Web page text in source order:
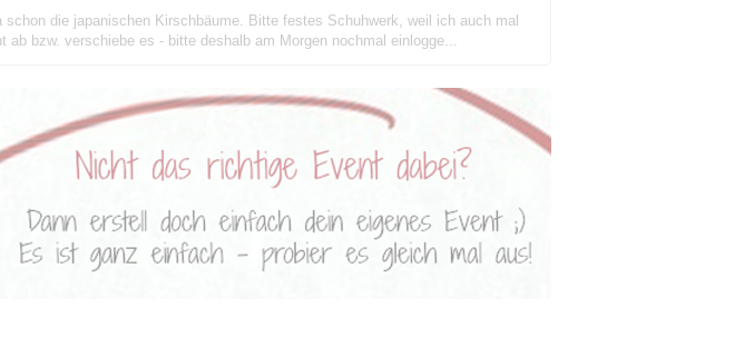
die japanischen Kirschbäume. Bitte festes Schuhwerk, weil ich auch mal
bzw. verschiebe es - bitte deshalb am Morgen nochmal einlogge...